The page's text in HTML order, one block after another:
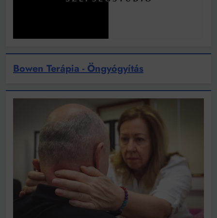
Bowen Terápia - Öngyógyítás